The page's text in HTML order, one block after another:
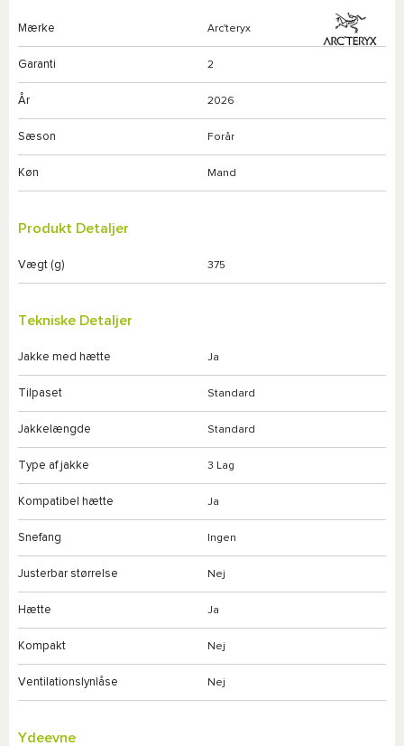
Mærke Arc'teryx
Garanti 2
År 2026
Sæson Forår
Køn Mand
Produkt Detaljer
Vægt (g) 375
Tekniske Detaljer
Jakke med hætte Ja
Tilpaset Standard
Jakkelængde Standard
Type af jakke 3 Lag
Kompatibel hætte Ja
Snefang Ingen
Justerbar størrelse Nej
Hætte Ja
Kompakt Nej
Ventilationslynlåse Nej
Ydeevne